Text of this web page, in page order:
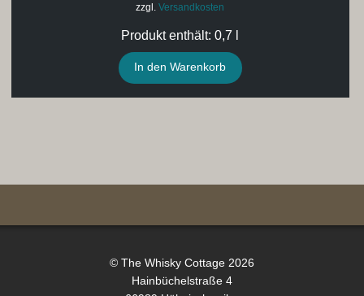
zzgl.Versandkosten
Produkt enthält: 0,7 l
In den Warenkorb
© The Whisky Cottage 2026
Hainbüchelstraße 4